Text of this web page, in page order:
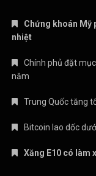
Chứng khoán Mỹ
nhiệt
Chính phủ đặt
năm
Trung Quốc tăng
Bitcoin lao dốc
Xăng E10 có làm